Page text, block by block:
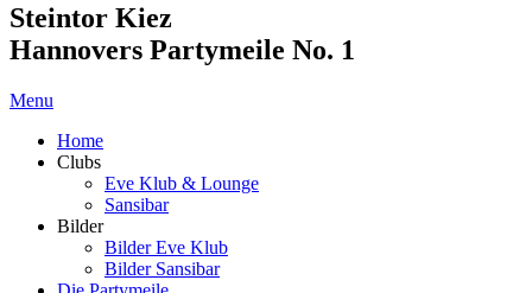
Steintor Kiez
Hannovers Partymeile No. 1
Menu
Home
Clubs
Eve Klub & Lounge
Sansibar
Bilder
Bilder Eve Klub
Bilder Sansibar